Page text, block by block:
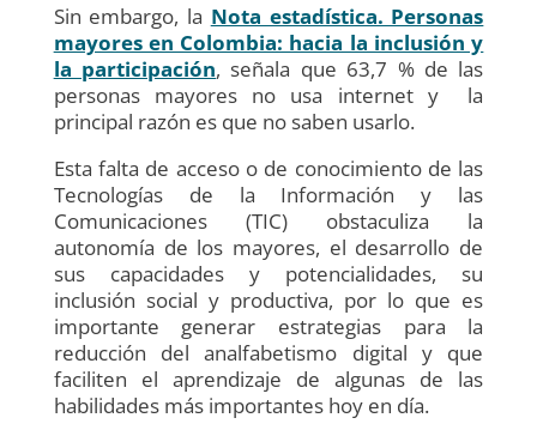
Sin embargo, la Nota estadística. Personas
mayores en Colombia: hacia la inclusión y
la participación, señala que 63,7 % de las
personas mayores no usa internet y la
principal razón es que no saben usarlo.
Esta falta de acceso o de conocimiento de las
Tecnologías de la Información y las
Comunicaciones (TIC) obstaculiza la
autonomía de los mayores, el desarrollo de
sus capacidades y potencialidades, su
inclusión social y productiva, por lo que es
importante generar estrategias para la
reducción del analfabetismo digital y que
faciliten el aprendizaje de algunas de las
habilidades más importantes hoy en día.